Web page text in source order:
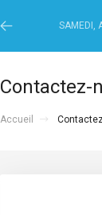
Minimize
Menu
SAMEDI,
Contactez-
Accueil